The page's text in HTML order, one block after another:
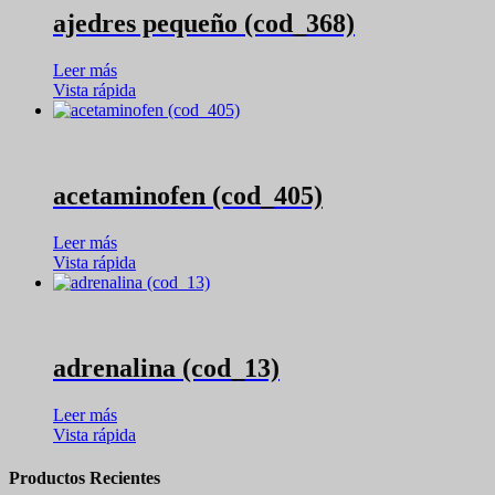
ajedres pequeño (cod_368)
Leer más
Vista rápida
acetaminofen (cod_405)
Leer más
Vista rápida
adrenalina (cod_13)
Leer más
Vista rápida
Productos Recientes